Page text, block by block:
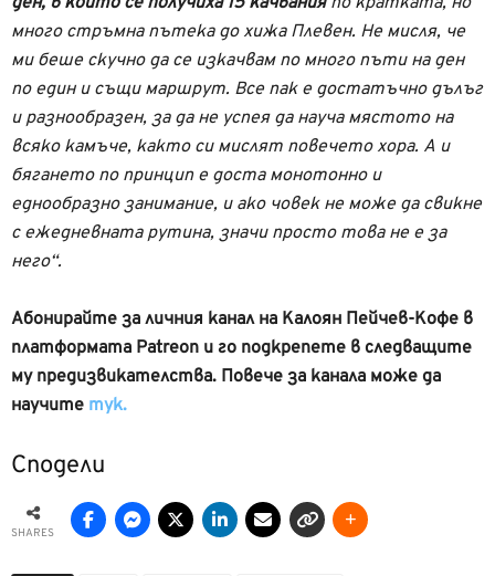
много стръмна пътека до хижа Плевен. Не мисля, че
ми беше скучно да се изкачвам по много пъти на ден
по един и същи маршрут. Все пак е достатъчно дълъг
и разнообразен, за да не успея да науча мястото на
всяко камъче, както си мислят повечето хора. А и
бягането по принцип е доста монотонно и
еднообразно занимание, и ако човек не може да свикне
с ежедневната рутина, значи просто това не е за
него“.
Абонирайте за личния канал на Калоян Пейчев-Кофе в
платформата Patreon и го подкрепете в следващите
му предизвикателства. Повече за канала може да
научите тук.
Сподели
SHARES